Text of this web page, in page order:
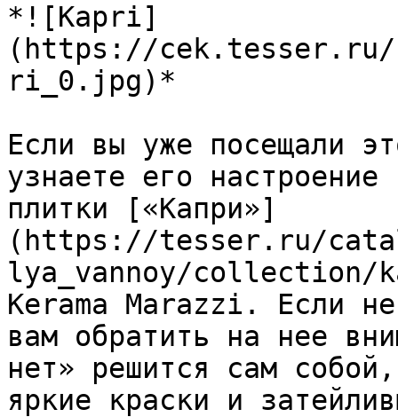
*![Kapri]
(https://cek.tesser.ru/
ri_0.jpg)*
Если вы уже посещали
узнаете его настроение
плитки [«Капри»]
(https://tesser.ru/
lya_vannoy/collection/
Kerama Marazzi. Если
вам обратить на нее
нет» решится сам
яркие краски и